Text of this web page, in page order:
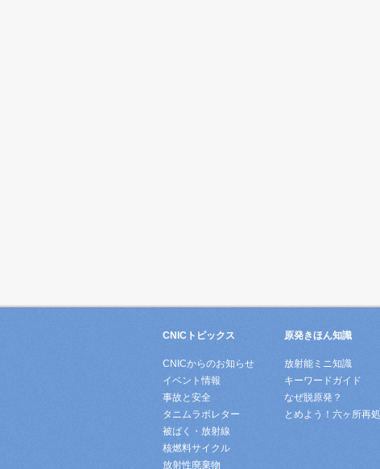
CNICトピックス
CNICからのお知らせ
イベント情報
事故と安全
タニムラボレター
被ばく・放射線
核燃料サイクル
放射性廃棄物
原発きほん知識
放射能ミニ知識
キーワードガイド
なぜ脱原発？
とめよう！六ヶ所再